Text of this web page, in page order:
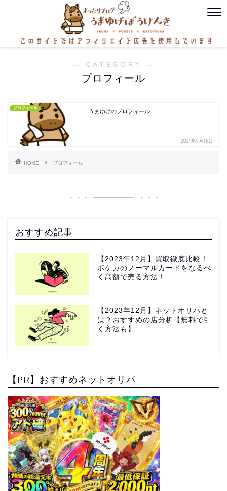
― CATEGORY ―
プロフィール
プロフィール
うまゆげのプロフィール
2021年9月16日
HOME プロフィール
おすすめ記事
【2023年12月】買取徹底比較！
ポケカのノーマルカードをなるべ
く高額で売る方法！
【2023年12月】ネットオリパと
は？おすすめの店分析【無料で引
く方法も】
【PR】おすすめネットオリパ